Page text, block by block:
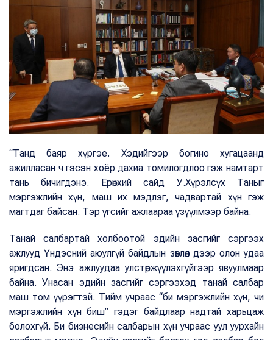
“Танд баяр хүргэе. Хэдийгээр богино хугацаанд
ажилласан ч гэсэн хоёр дахиа томилогдлоо гэж намтарт
тань бичигдэнэ. Ерөнхий сайд У.Хүрэлсүх Таныг
мэргэжлийн хүн, маш их мэдлэг, чадвартай хүн гэж
магтдаг байсан. Тэр үгсийг ажлаараа үзүүлмээр байна.
Танай салбартай холбоотой эдийн засгийг сэргээх
ажлууд Үндэсний аюулгүй байдлын зөвлөл дээр олон удаа
яригдсан. Энэ ажлуудаа улстөржүүлэхгүйгээр явуулмаар
байна. Унасан эдийн засгийг сэргээхэд танай салбар
маш том үүрэгтэй. Тийм учраас “би мэргэжлийн хүн, чи
мэргэжлийн хүн биш” гэдэг байдлаар надтай харьцаж
болохгүй. Би бизнесийн салбарын хүн учраас уул уурхайн